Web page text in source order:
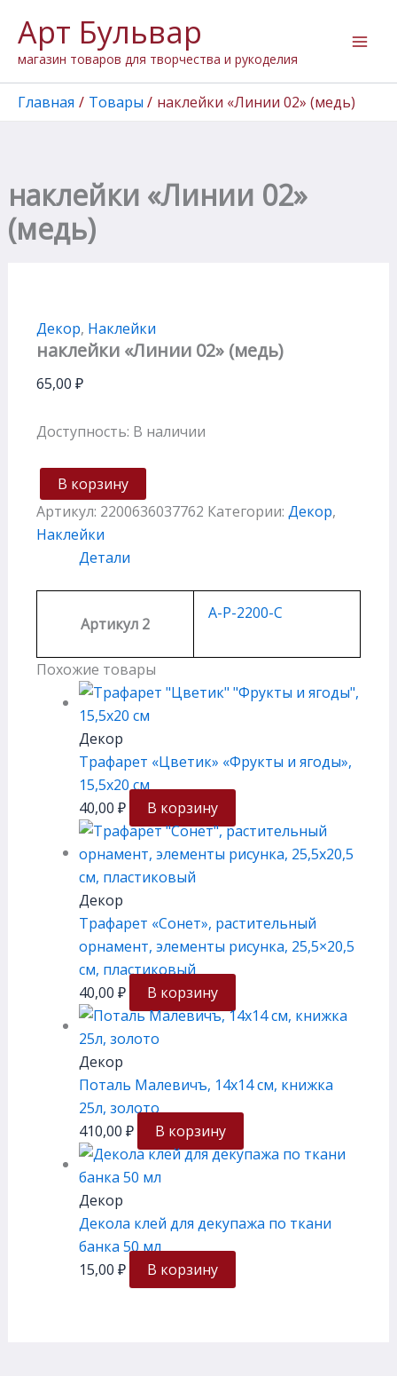
содержимому
Арт Бульвар
магазин товаров для творчества и рукоделия
Главная Товары наклейки «Линии 02» (медь)
наклейки «Линии 02»
(медь)
Декор, Наклейки
наклейки «Линии 02» (медь)
65,00 ₽
Доступность: В наличии
товара
наклейки
"Линии
02"
(медь)
В корзину
Артикул: 2200636037762 Категории: Декор,
Наклейки
Детали
Артикул 2
A-P-2200-C
Похожие товары
Декор
Трафарет «Цветик» «Фрукты и ягоды»,
15,5х20 см
40,00 ₽ В корзину
Декор
Трафарет «Сонет», растительный
орнамент, элементы рисунка, 25,5×20,5
см, плаcтиковый
40,00 ₽ В корзину
Декор
Поталь Малевичъ, 14х14 см, книжка
25л, золото
410,00 ₽ В корзину
Декор
Декола клей для декупажа по ткани
банка 50 мл
15,00 ₽ В корзину